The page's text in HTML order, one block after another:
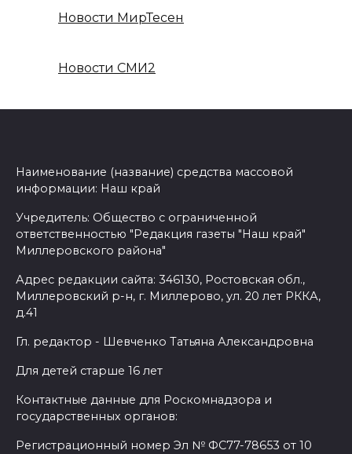
Новости МирТесен
Новости СМИ2
Наименование (название) средства массовой
информации: Наш край
Учредитель: Общество с ограниченной
ответственностью "Редакция газеты "Наш край"
Миллеровского района"
Адрес редакции сайта: 346130, Ростовская обл.,
Миллеровский р-н, г. Миллерово, ул. 20 лет РККА,
д.41
Гл. редактор - Шевченко Татьяна Александровна
Для детей старше 16 лет
Контактные данные для Роскомнадзора и
государственных органов:
Регистрационный номер Эл № ФС77-78653 от 10